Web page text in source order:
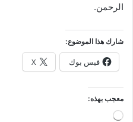
الرحمن.
شارك هذا الموضوع:
فيس بوك X
معجب بهذه:
جاري